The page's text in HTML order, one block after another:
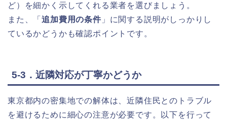
ど）を細かく示してくれる業者を選びましょう。
また、「追加費用の条件」に関する説明がしっかりし
ているかどうかも確認ポイントです。
5-3．近隣対応が丁寧かどうか
東京都内の密集地での解体は、近隣住民とのトラブル
を避けるために細心の注意が必要です。以下を行って